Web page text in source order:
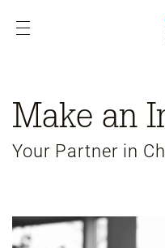
Make an
Your Partner in